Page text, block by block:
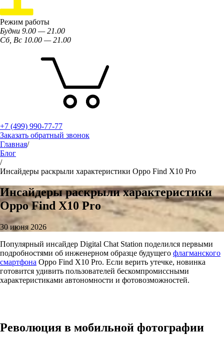
Режим работы
Будни 9.00 — 21.00
Сб, Вс 10.00 — 21.00
+7 (499) 990-77-77
Заказать обратный звонок
Главная/
Блог
/
Инсайдеры раскрыли характеристики Oppo Find X10 Pro
Инсайдеры раскрыли характеристики
Oppo Find X10 Pro
30 июня 2026
Популярный инсайдер Digital Chat Station поделился первыми
подробностями об инженерном образце будущего флагманского
смартфона Oppo Find X10 Pro. Если верить утечке, новинка
готовится удивить пользователей бескомпромиссными
характеристиками автономности и фотовозможностей.
Революция в мобильной фотографии